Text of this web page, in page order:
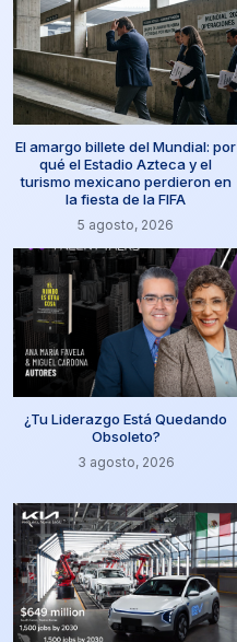
El amargo billete del Mundial: por
qué el Estadio Azteca y el
turismo mexicano perdieron en
la fiesta de la FIFA
5 agosto, 2026
¿Tu Liderazgo Está Quedando
Obsoleto?
3 agosto, 2026